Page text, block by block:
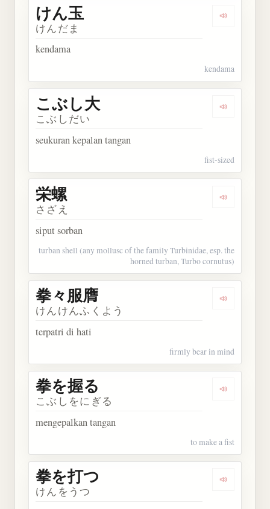
Dengarkan
けん玉
けんだま
kendama
kendama
Dengarkan
こぶし大
こぶしだい
seukuran kepalan tangan
fist-sized
Dengarkan
栄螺
さざえ
siput sorban
turban shell (any mollusc of the family Turbinidae, esp. the
horned turban, Turbo cornutus)
Dengarkan
拳々服膺
けんけんふくよう
terpatri di hati
firmly bear in mind
Dengarkan
拳を握る
こぶしをにぎる
mengepalkan tangan
to make a fist
Dengarkan
拳を打つ
けんをうつ